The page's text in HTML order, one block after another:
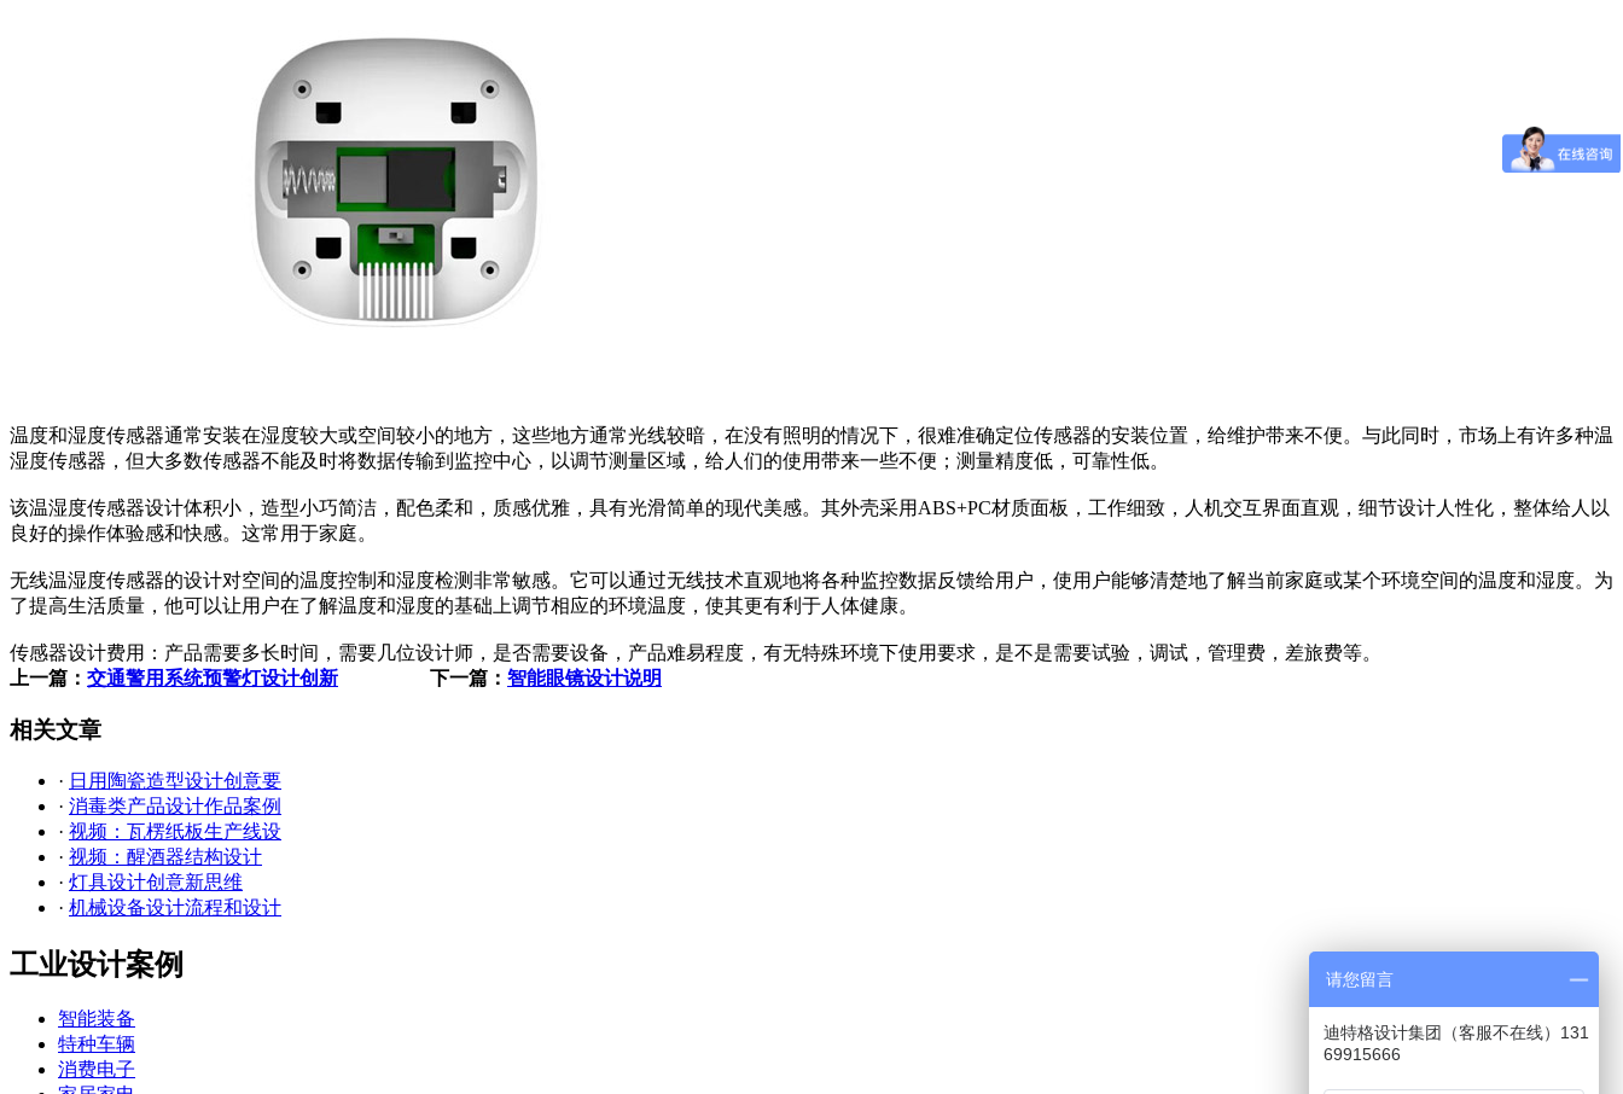
温度和湿度传感器通常安装在湿度较大或空间较小的地方，这些地方通常光线较暗，在没有照明的情况下，很难准确定位传感器的安装位置，给维护带来不便。与此同时，市场上有许多种温
湿度传感器，但大多数传感器不能及时将数据传输到监控中心，以调节测量区域，给人们的使用带来一些不便；测量精度低，可靠性低。
该温湿度传感器设计体积小，造型小巧简洁，配色柔和，质感优雅，具有光滑简单的现代美感。其外壳采用ABS+PC材质面板，工作细致，人机交互界面直观，细节设计人性化，整体给人以
良好的操作体验感和快感。这常用于家庭。
无线温湿度传感器的设计对空间的温度控制和湿度检测非常敏感。它可以通过无线技术直观地将各种监控数据反馈给用户，使用户能够清楚地了解当前家庭或某个环境空间的温度和湿度。为
了提高生活质量，他可以让用户在了解温度和湿度的基础上调节相应的环境温度，使其更有利于人体健康。
传感器设计费用：产品需要多长时间，需要几位设计师，是否需要设备，产品难易程度，有无特殊环境下使用要求，是不是需要试验，调试，管理费，差旅费等。
上一篇： 交通警用系统预警灯设计创新 下一篇： 智能眼镜设计说明
相关文章
· 日用陶瓷造型设计创意要
· 消毒类产品设计作品案例
· 视频：瓦楞纸板生产线设
· 视频：醒酒器结构设计
· 灯具设计创意新思维
· 机械设备设计流程和设计
工业设计案例
智能装备
特种车辆
消费电子
请您留言
迪特格设计集团（客服不在线）131
69915666